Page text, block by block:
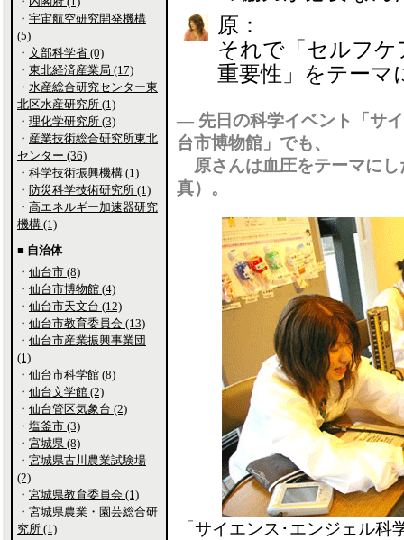
原：
それで「セルフ
重要性」をテーマ
― 先日の科学イベント「サ
台市博物館」でも、
原さんは血圧をテーマにし
真）。
「サイエンス･エンジェル
・ 宇宙航空研究開発機構
(5)
・ 文部科学省 (0)
・ 東北経済産業局 (17)
・ 水産総合研究センター東
北区水産研究所 (1)
・ 理化学研究所 (3)
・ 産業技術総合研究所東北
センター (36)
・ 科学技術振興機構 (1)
・ 防災科学技術研究所 (1)
・ 高エネルギー加速器研究
機構 (1)
■ 自治体
・ 仙台市 (8)
・ 仙台市博物館 (4)
・ 仙台市天文台 (12)
・ 仙台市教育委員会 (13)
・ 仙台市産業振興事業団
(1)
・ 仙台市科学館 (8)
・ 仙台文学館 (2)
・ 仙台管区気象台 (2)
・ 塩釜市 (3)
・ 宮城県 (8)
・ 宮城県古川農業試験場
(2)
・ 宮城県教育委員会 (1)
・ 宮城県農業・園芸総合研
究所 (1)